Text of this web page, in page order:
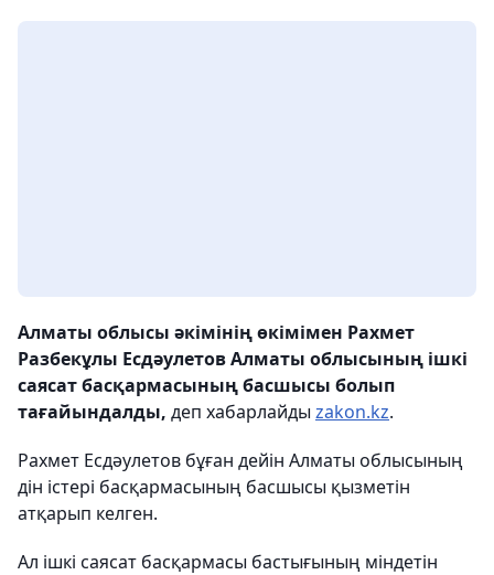
Алматы облысы әкімінің өкімімен Рахмет
Разбекұлы Есдәулетов Алматы облысының ішкі
саясат басқармасының басшысы болып
тағайындалды, деп хабарлайды zakon.kz.
Рахмет Есдәулетов бұған дейін Алматы облысының
дін істері басқармасының басшысы қызметін
атқарып келген.
Ал ішкі саясат басқармасы бастығының міндетін